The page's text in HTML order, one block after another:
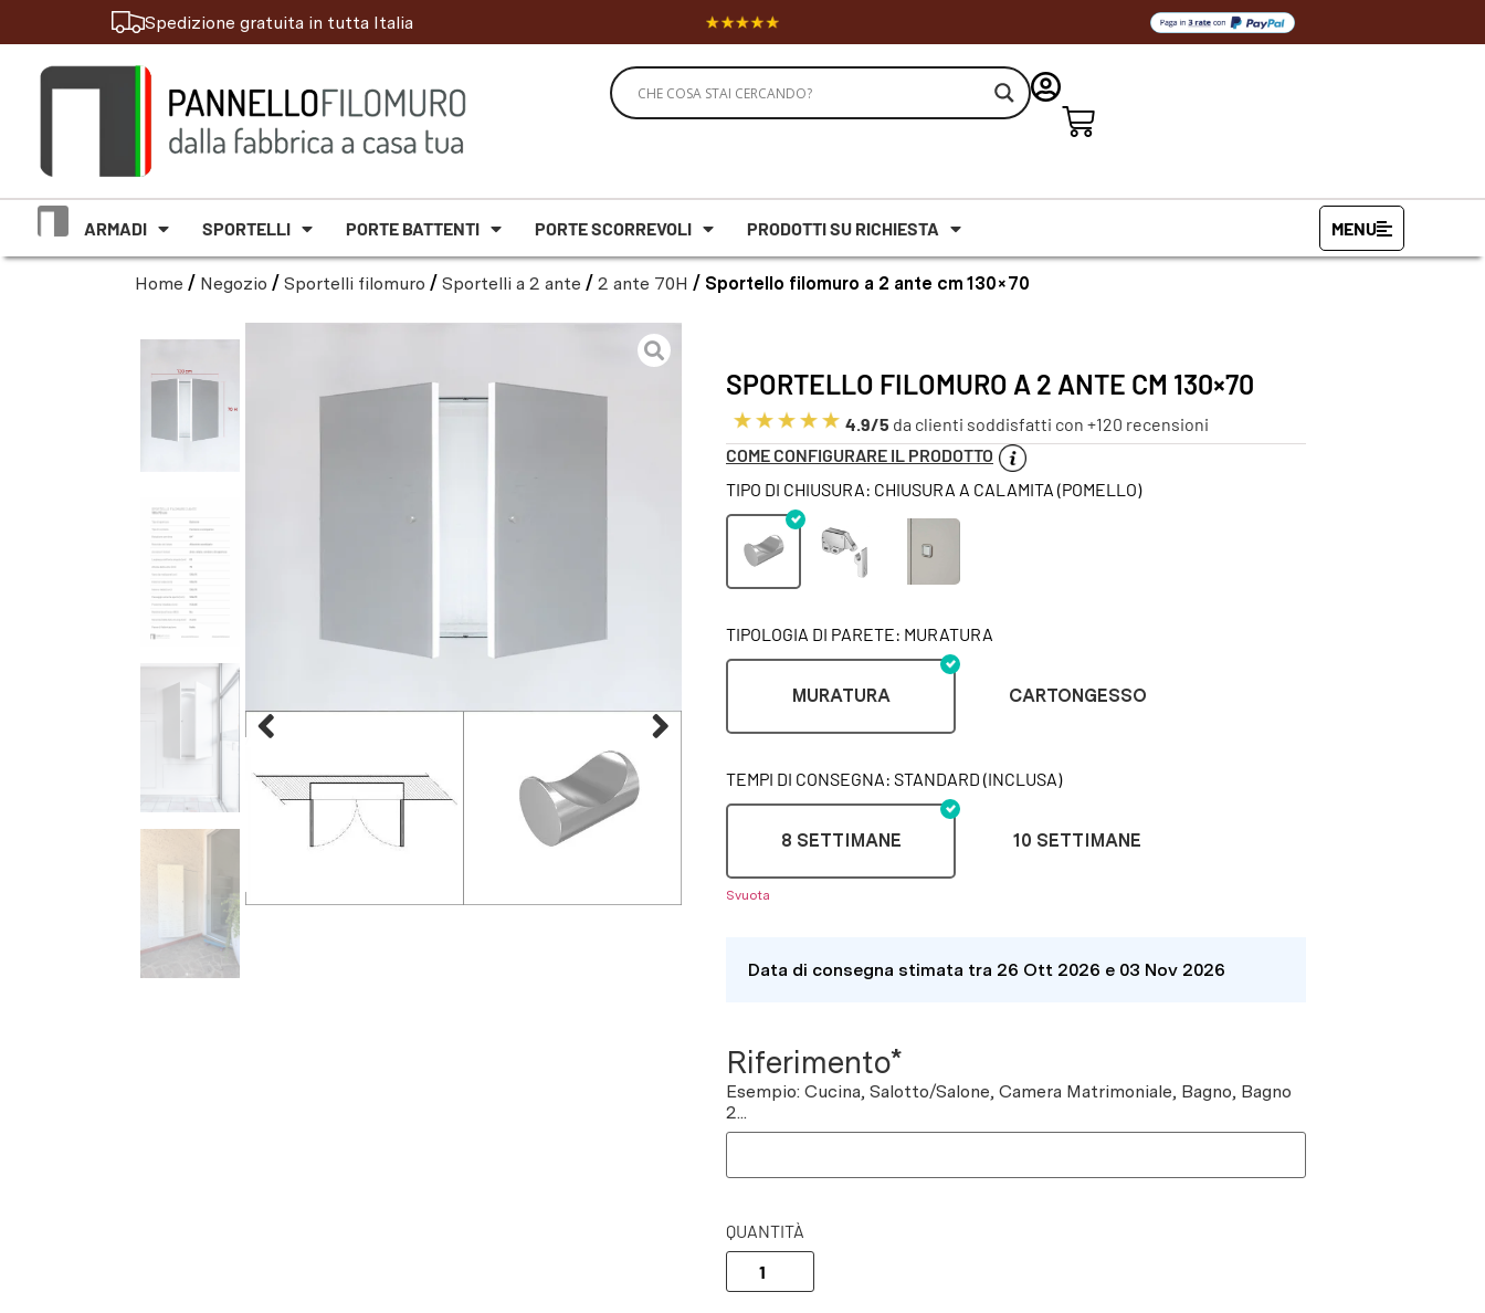
Spedizione gratuita in tutta Italia
ARMADI SPORTELLI PORTE BATTENTI PORTE SCORREVOLI PRODOTTI SU RICHIESTA MENU
Home / Negozio / Sportelli filomuro / Sportelli a 2 ante / 2 ante 70H / Sportello filomuro a 2 ante cm 130×70
SPORTELLO FILOMURO A 2 ANTE CM 130×70
4.9/5 da clienti soddisfatti con +120 recensioni
COME CONFIGURARE IL PRODOTTO
TIPO DI CHIUSURA: CHIUSURA A CALAMITA (POMELLO)
TIPOLOGIA DI PARETE: MURATURA
MURATURA CARTONGESSO
TEMPI DI CONSEGNA: STANDARD (INCLUSA)
8 SETTIMANE 10 SETTIMANE
Svuota
Data di consegna stimata tra 26 Ott 2026 e 03 Nov 2026
Riferimento*
Esempio: Cucina, Salotto/Salone, Camera Matrimoniale, Bagno, Bagno
2...
QUANTITÀ